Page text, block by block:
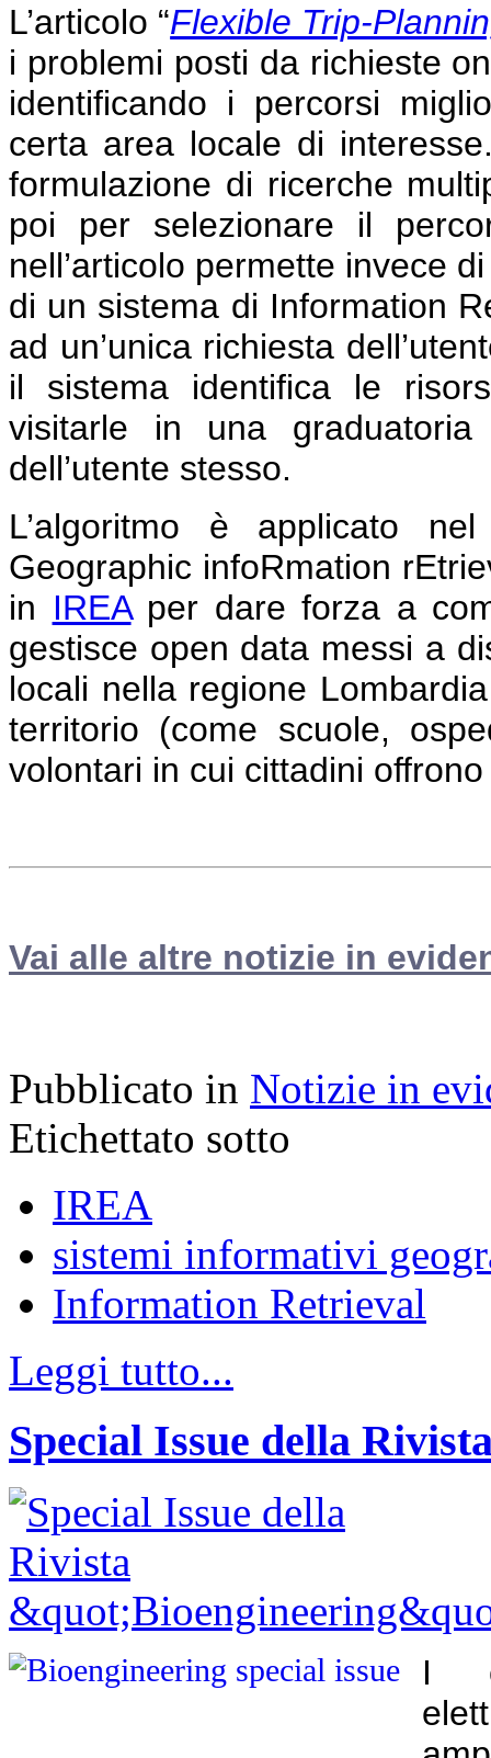
L’articolo “Flexible Trip-
i problemi posti da richieste
identificando i percorsi
certa area locale di
formulazione di ricerche
poi per selezionare il
nell’articolo permette invece
di un sistema di Information
ad un’unica richiesta
il sistema identifica le
visitarle in una
dell’utente stesso.
L’algoritmo è applicato
Geographic infoRmation
in IREAper dare forza a
gestisce open data messi a
locali nella regione
territorio (come scuole,
volontari in cui cittadini
Vai alle altre notizie in
Pubblicato in Notizie in
Etichettato sotto
IREA
sistemi informativi
Information Retrieval
Leggi tutto...
Special Issue della
I